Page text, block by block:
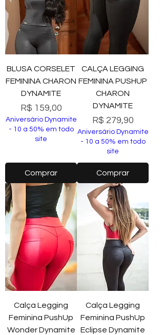
BLUSA CORSELET
FEMININA CHARON
DYNAMITE
Preço
R$ 159,00
Aniversário Dynamite
- 10 a 50% em todo
site
Comprar
CALÇA LEGGING
FEMININA PUSHUP
CHARON
DYNAMITE
Preço
R$ 279,90
Aniversário Dynamite
- 10 a 50% em todo
site
Comprar
Calça Legging
Feminina PushUp
Wonder Dynamite
Calça Legging
Feminina PushUp
Eclipse Dynamite